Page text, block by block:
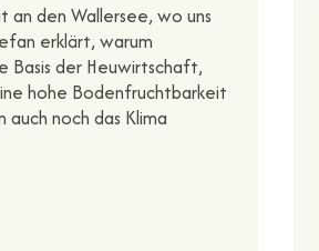
an den Wallersee, wo uns
erklärt, warum
Basis der Heuwirtschaft,
hohe Bodenfruchtbarkeit
auch noch das Klima